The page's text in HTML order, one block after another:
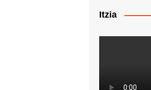
Itzia